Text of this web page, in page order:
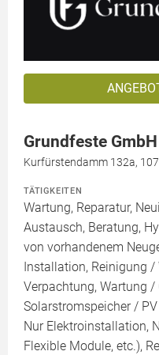
Grundfeste GmbH
Kurfürstendamm 132a,
TÄTIGKEITEN
Wartung, Reparatur,
Austausch, Beratung,
von vorhandenem
Installation, Reinigung
Verpachtung, Wartung /
Solarstromspeicher /
Nur Elektroinstallation,
Flexible Module, etc.),